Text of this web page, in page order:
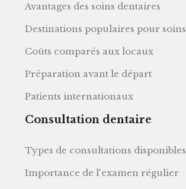
Avantages des soins dentaires
Destinations populaires pour soins
Coûts comparés aux locaux
Préparation avant le départ
Patients internationaux
Consultation dentaire
Types de consultations disponibles
Importance de l'examen régulier